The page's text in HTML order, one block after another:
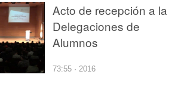
Acto de recepción a la
Delegaciones de
Alumnos
73:55 · 2016